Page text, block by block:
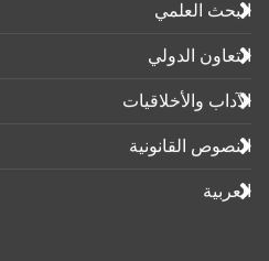
البحث العلمي
التعاون الدولي
الآداب واﻷخلاقيات
النصوص القانونية
العربية